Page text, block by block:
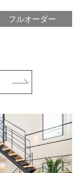
フルオーダー